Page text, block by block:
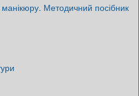
Методичний посібник